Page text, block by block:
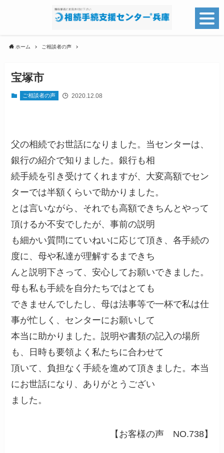
ホーム ご相談者の声
宝塚市
ご相談者の声 2020.12.08
父の相続でお世話になりました。当センターは、
銀行の紹介で知りました。銀行も相
続手続を引き受けてくれますが、大変高額でセン
ターでは半額くらいで助かりました。
とは言いながら、それでも高額できちんとやって
頂けるか不安でしたが、事前の説明
も細かい質問にていねいに応じて頂き、各手続の
度に、母や私達が理解するまできち
んと説明下さって、安心してお願いできました。
母も私も手続を自分たちではとても
できませんでしたし、母は法事等で一杯で私は仕
事が忙しく、センターにお願いして
本当に助かりました。説明や書類の記入の場所
も、日時も要領よく私たちに合わせて
頂いて、負担なく手続を進めて頂きました。本当
にお世話になり、ありがとうござい
ました。
【お客様の声 NO.738】